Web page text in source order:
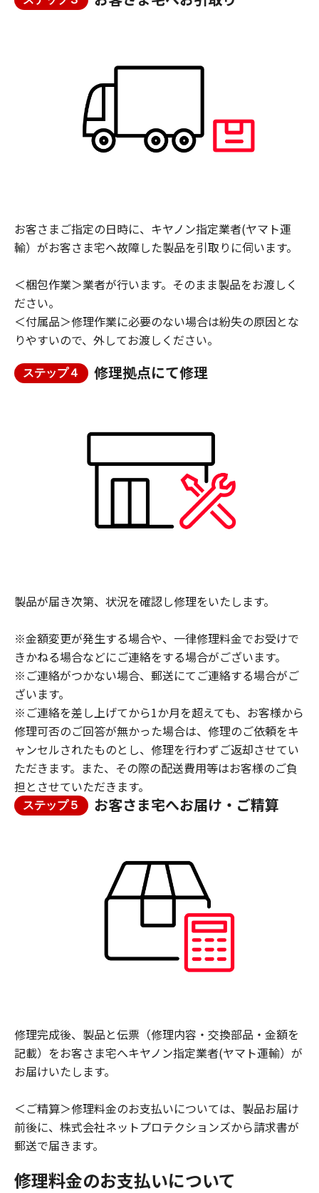
お客さまご指定の日時に、キヤノン指定業者(ヤマト運
輸）がお客さま宅へ故障した製品を引取りに伺います。
＜梱包作業＞業者が行います。そのまま製品をお渡しく
ださい。
＜付属品＞修理作業に必要のない場合は紛失の原因とな
りやすいので、外してお渡しください。
ステップ４ 修理拠点にて修理
製品が届き次第、状況を確認し修理をいたします。
※金額変更が発生する場合や、一律修理料金でお受けで
きかねる場合などにご連絡をする場合がございます。
※ご連絡がつかない場合、郵送にてご連絡する場合がご
ざいます。
※ご連絡を差し上げてから1か月を超えても、お客様から
修理可否のご回答が無かった場合は、修理のご依頼をキ
ャンセルされたものとし、修理を行わずご返却させてい
ただきます。また、その際の配送費用等はお客様のご負
担とさせていただきます。
ステップ５ お客さま宅へお届け・ご精算
修理完成後、製品と伝票（修理内容・交換部品・金額を
記載）をお客さま宅へキヤノン指定業者(ヤマト運輸）が
お届けいたします。
＜ご精算＞修理料金のお支払いについては、製品お届け
前後に、株式会社ネットプロテクションズから請求書が
郵送で届きます。
修理料金のお支払いについて